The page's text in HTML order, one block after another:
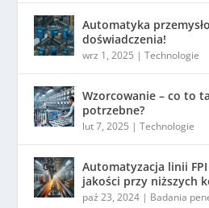
Automatyka
doświadczenia!
wrz 1, 2025 |Technologie
Wzorcowanie – co to
potrzebne?
lut 7, 2025 |Technologie
Automatyzacja linii
jakości przy niższych
paź 23, 2024 | Badania